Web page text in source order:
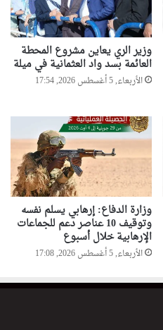
وزير الري يعاين مشروع المحطة
العائمة بسد واد العثمانية في ميلة
الأربعاء, 5 أغسطس 2026, 17:54
وزارة الدفاع: إرهابي يسلم نفسه
وتوقيف 10 عناصر دعم للجماعات
الإرهابية خلال أسبوع
الأربعاء, 5 أغسطس 2026, 17:08